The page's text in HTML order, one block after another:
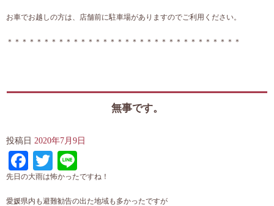
お車でお越しの方は、店舗前に駐車場がありますのでご利用ください。
＊＊＊＊＊＊＊＊＊＊＊＊＊＊＊＊＊＊＊＊＊＊＊＊＊＊＊＊＊＊＊＊
無事です。
投稿日 2020年7月9日
Facebook
Twitter
先日の大雨は怖かったですね！
愛媛県内も避難勧告の出た地域も多かったですが